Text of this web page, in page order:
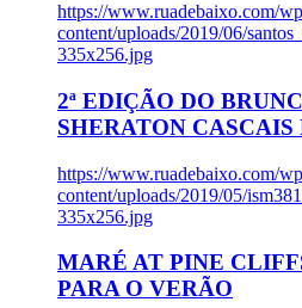
https://www.ruadebaixo.com/
content/uploads/2019/06/
335x256.jpg
2ª EDIÇÃO DO
SHERATON CASCAIS
https://www.ruadebaixo.com/
content/uploads/2019/05/
335x256.jpg
MARÉ AT PINE
PARA O VERÃO